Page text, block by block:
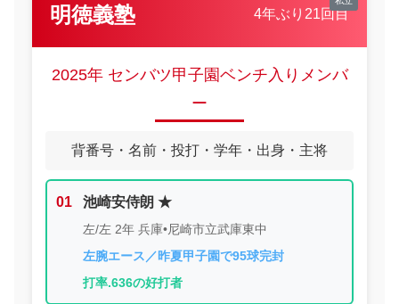
明徳義塾 4年ぶり21回目
2025年 センバツ甲子園ベンチ入りメンバ
ー
背番号・名前・投打・学年・出身・主将
01 池崎安侍朗 ★
左/左 2年 兵庫•尼崎市立武庫東中
左腕エース／昨夏甲子園で95球完封
打率.636の好打者